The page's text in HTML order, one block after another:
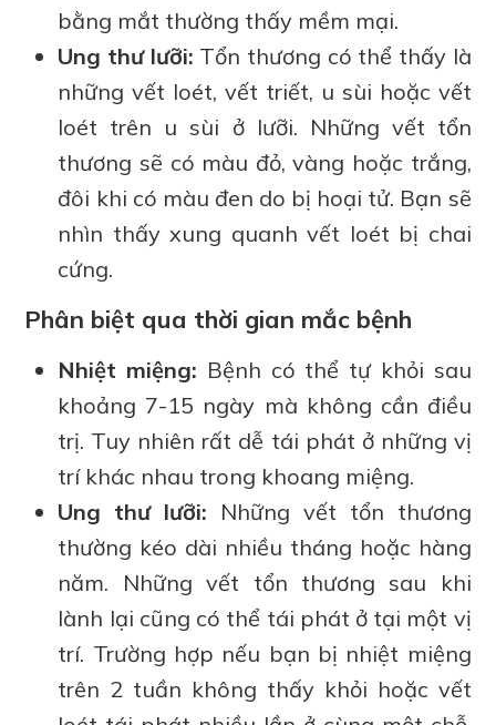
bằng mắt thường thấy mềm mại.
Ung thư lưỡi: Tổn thương có thể thấy là
những vết loét, vết triết, u sùi hoặc vết
loét trên u sùi ở lưỡi. Những vết tổn
thương sẽ có màu đỏ, vàng hoặc trắng,
đôi khi có màu đen do bị hoại tử. Bạn sẽ
nhìn thấy xung quanh vết loét bị chai
cứng.
Phân biệt qua thời gian mắc bệnh
Nhiệt miệng: Bệnh có thể tự khỏi sau
khoảng 7-15 ngày mà không cần điều
trị. Tuy nhiên rất dễ tái phát ở những vị
trí khác nhau trong khoang miệng.
Ung thư lưỡi: Những vết tổn thương
thường kéo dài nhiều tháng hoặc hàng
năm. Những vết tổn thương sau khi
lành lại cũng có thể tái phát ở tại một vị
trí. Trường hợp nếu bạn bị nhiệt miệng
trên 2 tuần không thấy khỏi hoặc vết